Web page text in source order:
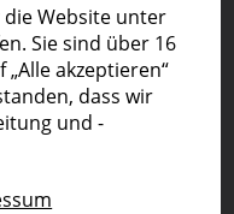
Website unter
Sie sind über 16
„Alle akzeptieren“
dass wir
und -